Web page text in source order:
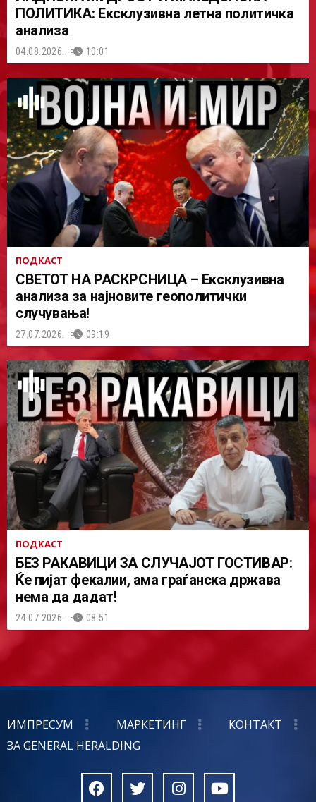
ПОЛИТИКА: Ексклузивна летна политичка
анализа
04.08.2026. 10:01
ПОДКАСТ
СВЕТОТ НА РАСКРСНИЦА – Ексклузивна
анализа за најновите геополитички
случувања!
27.07.2026. 09:19
ПОДКАСТ
БЕЗ РАКАВИЦИ ЗА СЛУЧАЈОТ ГОСТИВАР:
Ќе пијат фекалии, ама граѓанска држава
нема да дадат!
24.07.2026. 08:51
ИМПРЕСУМ МАРКЕТИНГ
КОНТАКТ
ЗА GENERAL HERALDING